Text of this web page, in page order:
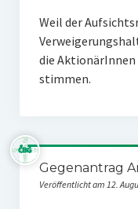
Weil der
die AktionärInnen
stimmen.
Gegenantrag
Veröffentlicht am 12.